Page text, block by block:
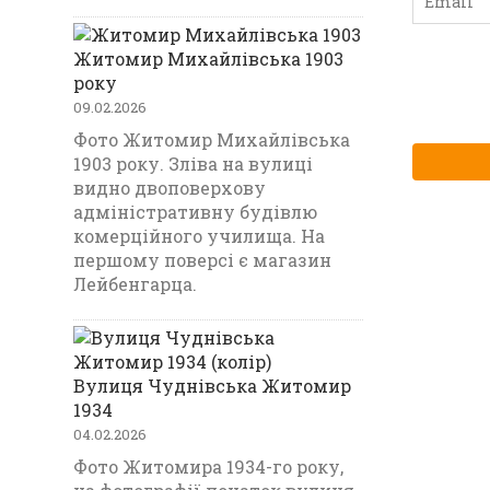
Житомир Михайлівська 1903
року
09.02.2026
Фото Житомир Михайлівська
1903 року. Зліва на вулиці
видно двоповерхову
адміністративну будівлю
комерційного училища. На
першому поверсі є магазин
Лейбенгарца.
Вулиця Чуднівська Житомир
1934
04.02.2026
Фото Житомира 1934-го року,